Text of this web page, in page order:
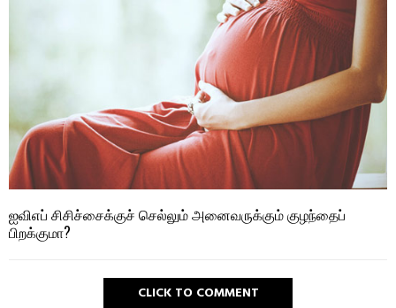
ஐவிஎப் சிசிச்சைக்குச் செல்லும் அனைவருக்கும் குழந்தைப்
பிறக்குமா?
CLICK TO COMMENT